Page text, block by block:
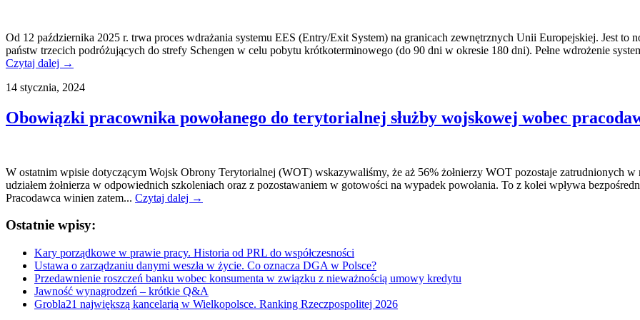
Od 12 października 2025 r. trwa proces wdrażania systemu EES (Entry/Exit System) na granicach zewnętrznych Unii Europejskiej. Jest
państw trzecich podróżujących do strefy Schengen w celu pobytu krótkoterminowego (do 90 dni w okresie 180 dni). Pełne wdrożenie
Czytaj dalej →
14 stycznia, 2024
Obowiązki pracownika powołanego do terytorialnej służby wojskowej wobec
W ostatnim wpisie dotyczącym Wojsk Obrony Terytorialnej (WOT) wskazywaliśmy, że aż 56% żołnierzy WOT pozostaje zatrudnionych w
udziałem żołnierza w odpowiednich szkoleniach oraz z pozostawaniem w gotowości na wypadek powołania. To z kolei wpływa
Pracodawca winien zatem... Czytaj dalej →
Ostatnie wpisy:
Kary porządkowe w prawie pracy. Historia od PRL do współczesności
Ustawa o zarządzaniu danymi weszła w życie. Co oznacza DGA w Polsce?
Przedawnienie roszczeń banku wobec konsumenta w związku z nieważnością umowy kredytu
Jawność wynagrodzeń – krótkie Q&A
Grobla21 największą kancelarią w Wielkopolsce. Ranking Rzeczpospolitej 2026